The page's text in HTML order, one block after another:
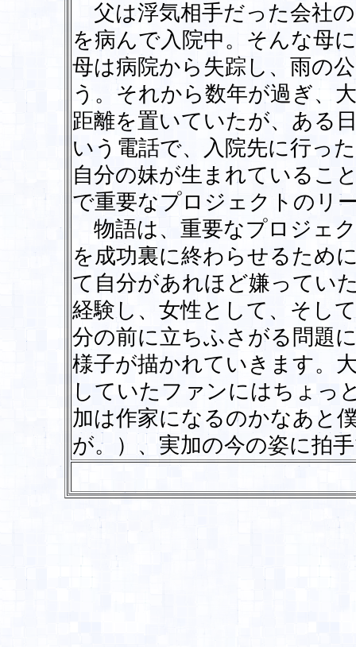
父は浮気相手だった会社
を病んで入院中。そんな母
母は病院から失踪し、雨の
う。それから数年が過ぎ、
距離を置いていたが、ある
いう電話で、入院先に行っ
自分の妹が生まれているこ
で重要なプロジェクトのリ
物語は、重要なプロジェ
を成功裏に終わらせるため
て自分があれほど嫌ってい
経験し、女性として、そし
分の前に立ちふさがる問題
様子が描かれていきます。
していたファンにはちょっ
加は作家になるのかなあと
が。）、実加の今の姿に拍